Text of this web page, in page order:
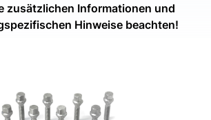
zusätzlichen Informationen und
Hinweise beachten!